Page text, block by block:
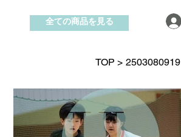
全ての商品を見る
TOP > 2503080919